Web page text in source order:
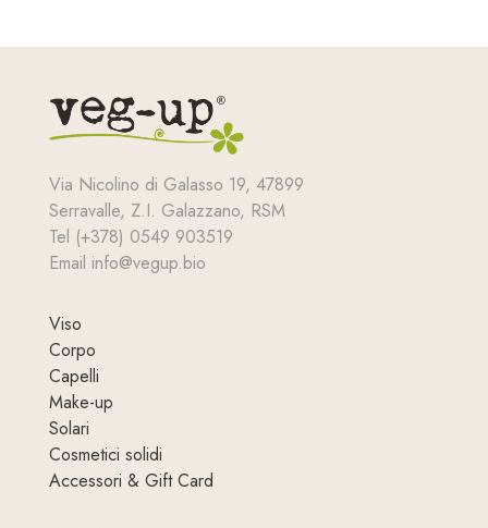
Via Nicolino di Galasso 19, 47899
Serravalle, Z.I. Galazzano, RSM
Tel (+378) 0549 903519
Email info@vegup.bio
Viso
Corpo
Capelli
Make-up
Solari
Cosmetici solidi
Accessori & Gift Card